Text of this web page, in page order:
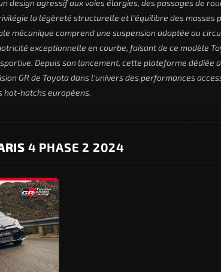
design agressif aux voies élargies, des passages de
la légèreté structurelle et l'équilibre des
mécanique comprend une suspension adaptée au
exceptionnelle en courbe, faisant de ce modèle
Depuis son lancement, cette plateforme
GR de Toyota dans l'univers des performances
hot-hatchs européens.
4 PHASE 2 2024